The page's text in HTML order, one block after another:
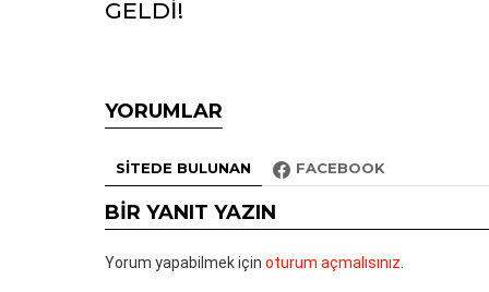
GELDİ!
YORUMLAR
SITEDE BULUNAN FACEBOOK
BIR YANIT YAZIN
Yorum yapabilmek için oturum açmalısınız.